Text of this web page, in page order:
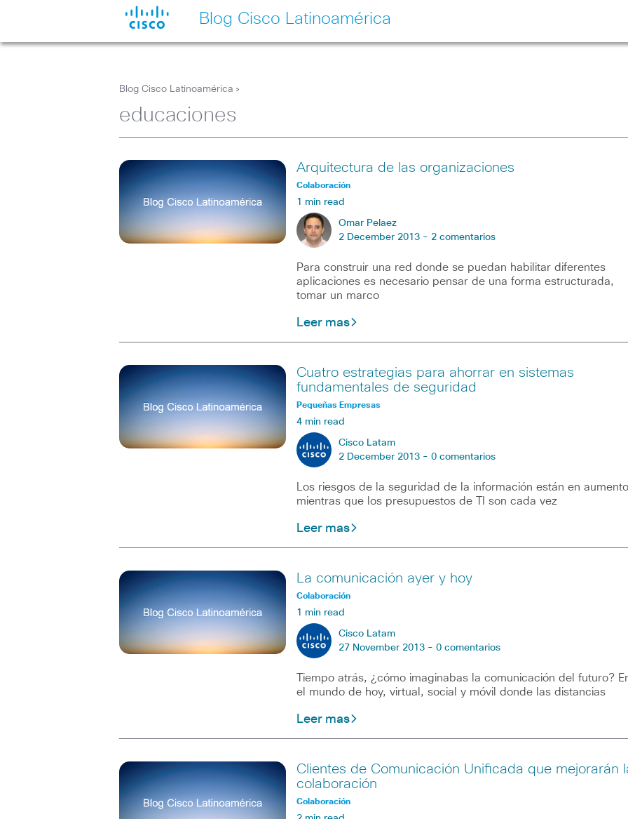
Blog Cisco Latinoamérica
Blog Cisco Latinoamérica >
educaciones
Arquitectura de las organizaciones
Colaboración
1 min read
Omar Pelaez
2 December 2013 - 2 comentarios
Para construir una red donde se puedan habilitar diferentes
aplicaciones es necesario pensar de una forma estructurada,
tomar un marco
Leer mas
Cuatro estrategias para ahorrar en sistemas
fundamentales de seguridad
Pequeñas Empresas
4 min read
Cisco Latam
2 December 2013 - 0 comentarios
Los riesgos de la seguridad de la información están en
mientras que los presupuestos de TI son cada vez
Leer mas
La comunicación ayer y hoy
Colaboración
1 min read
Cisco Latam
27 November 2013 - 0 comentarios
Tiempo atrás, ¿cómo imaginabas la comunicación del futuro?
el mundo de hoy, virtual, social y móvil donde las distancias
Leer mas
Clientes de Comunicación Unificada que mejorarán
colaboración
Colaboración